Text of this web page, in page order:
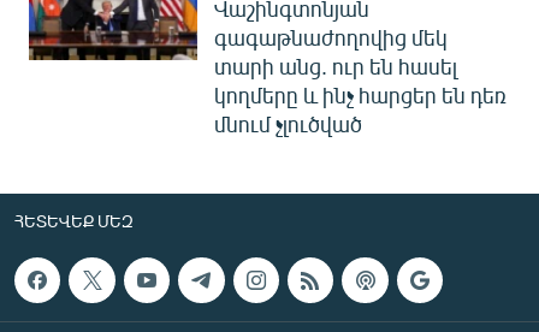
«Ազատության» բոլոր կայքերը
Վաշինգտոնյան
գագաթնաժողովից մեկ
տարի անց. ուր են հասել
կողմերը և ինչ հարցեր են դեռ
մնում չլուծված
ՀԵՏԵՎԵՔ ՄԵԶ